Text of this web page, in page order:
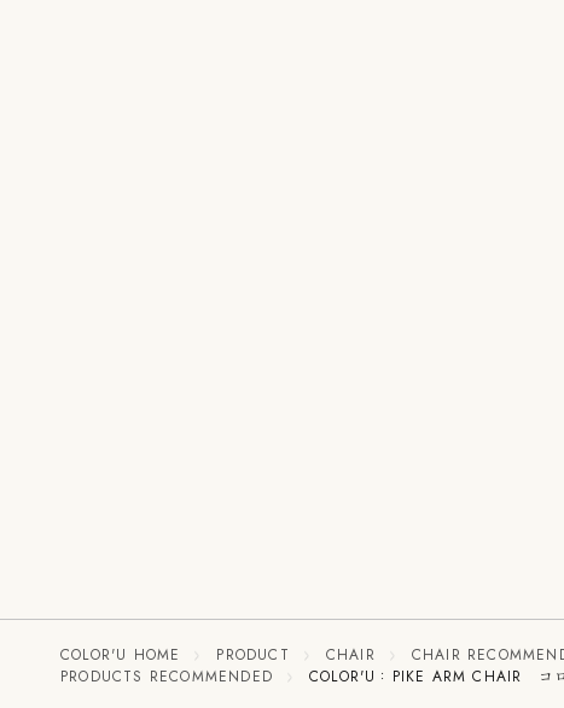
COLOR'U HOME PRODUCT CHAIR CHAIR
PRODUCTS RECOMMENDED
COLOR'U：PIKE ARM CHAIR コ